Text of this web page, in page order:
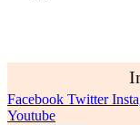
Facebook Twitter
Youtube